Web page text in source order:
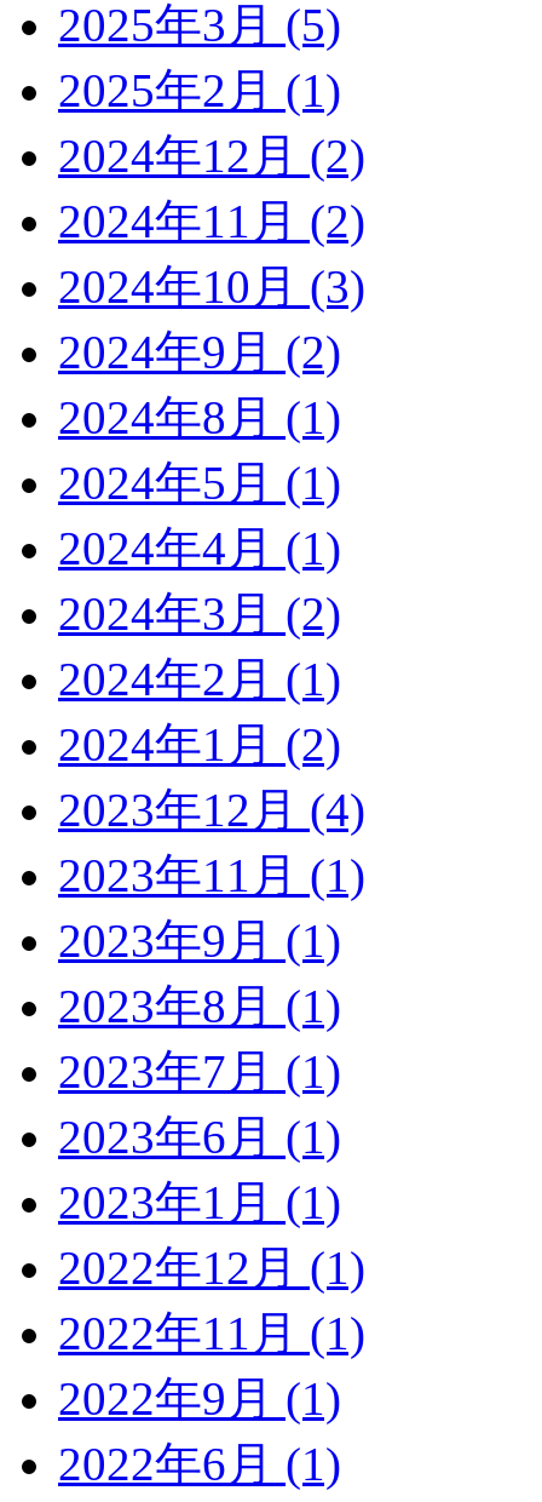
2025年3月 (5)
2025年2月 (1)
2024年12月 (2)
2024年11月 (2)
2024年10月 (3)
2024年9月 (2)
2024年8月 (1)
2024年5月 (1)
2024年4月 (1)
2024年3月 (2)
2024年2月 (1)
2024年1月 (2)
2023年12月 (4)
2023年11月 (1)
2023年9月 (1)
2023年8月 (1)
2023年7月 (1)
2023年6月 (1)
2023年1月 (1)
2022年12月 (1)
2022年11月 (1)
2022年9月 (1)
2022年6月 (1)